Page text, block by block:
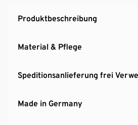
Stehende und hängende
Hersteller: Germania
Produktbeschreibung
Material & Pflege
Speditionsanlieferung frei
Made in Germany